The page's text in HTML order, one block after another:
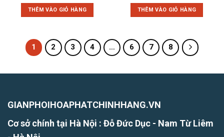
là:
35.500.000₫.
30.000.000₫.
THÊM VÀO GIỎ HÀNG
là:
12.000.000₫.
THÊM VÀO GIỎ HÀNG
1 2 3 4 … 6 7 8
GIANPHOIHOAPHATCHINHHANG.VN
Cơ sở chính tại Hà Nội : Đỗ Đức Dục - Nam Từ Liêm